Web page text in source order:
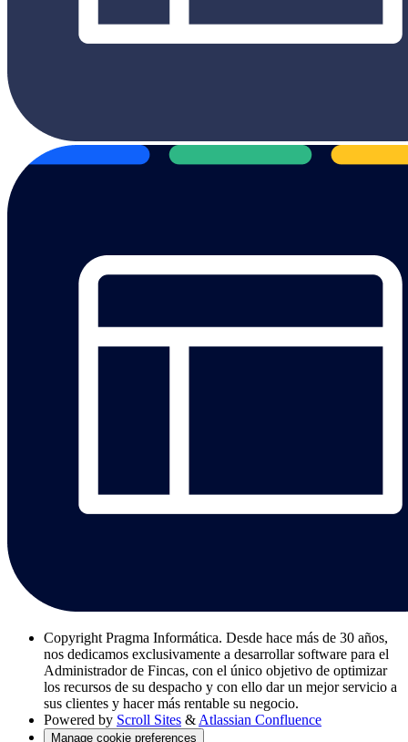
Copyright Pragma Informática. Desde hace más de 30 años,
nos dedicamos exclusivamente a desarrollar software para el
Administrador de Fincas, con el único objetivo de optimizar
los recursos de su despacho y con ello dar un mejor servicio a
sus clientes y hacer más rentable su negocio.
Powered by Scroll Sites & Atlassian Confluence
Manage cookie preferences